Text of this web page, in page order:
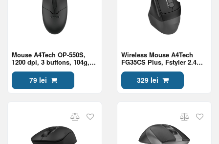
Mouse A4Tech OP-550S,
1200 dpi, 3 buttons, 104g,
Silent Button, Black
79 lei
Wireless Mouse A4Tech
FG35CS Plus, Fstyler 2.4G
Button , Gray
329 lei